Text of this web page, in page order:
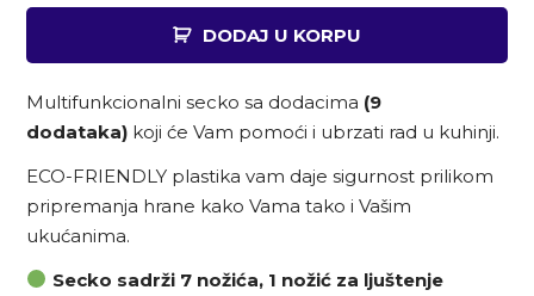
DODAJ U KORPU
Multifunkcionalni secko sa dodacima (9
dodataka) koji će Vam pomoći i ubrzati rad u kuhinji.
ECO-FRIENDLY plastika vam daje sigurnost prilikom
pripremanja hrane kako Vama tako i Vašim
ukućanima.
Secko sadrži 7 nožića, 1 nožić za ljuštenje